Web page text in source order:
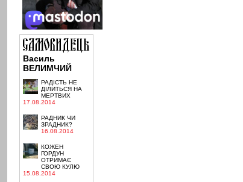
Василь
ВЕЛИМЧИЙ
РАДІСТЬ НЕ
ДІЛИТЬСЯ НА
МЕРТВИХ
17.08.2014
РАДНИК ЧИ
ЗРАДНИК?
16.08.2014
КОЖЕН
ГОРДУН
ОТРИМАЄ
СВОЮ КУЛЮ
15.08.2014